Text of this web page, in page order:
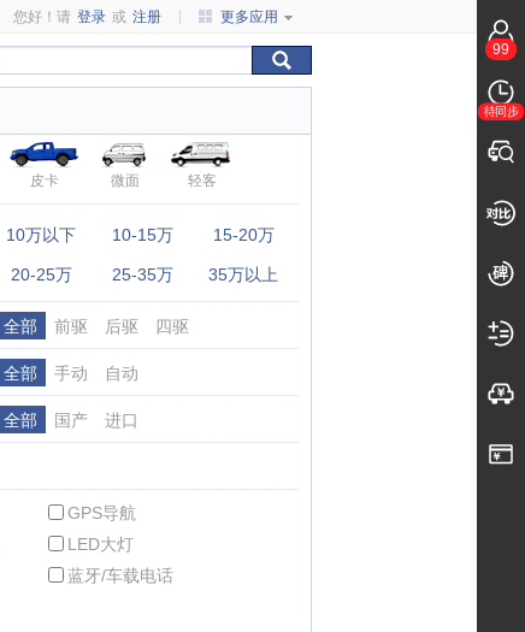
更多应用
您好！请 登录 或 注册
皮卡 微面 轻客
10万以下 10-15万 15-20万
20-25万 25-35万 35万以上
全部 前驱 后驱 四驱
全部 手动 自动
全部 国产 进口
GPS导航
LED大灯
蓝牙/车载电话
99
待同步